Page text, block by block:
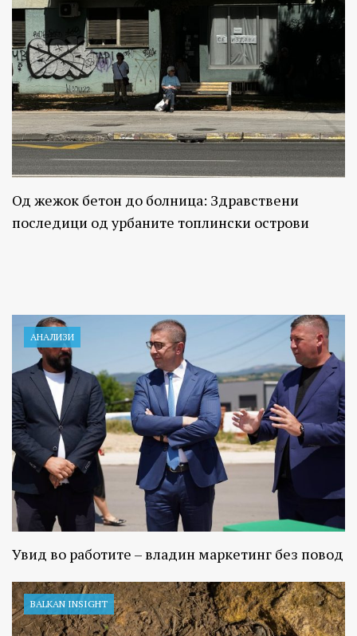
Од жежок бетон до болница: Здравствени
последици од урбаните топлински острови
АНАЛИЗИ
Увид во работите – владин маркетинг без повод
BALKAN INSIGHT